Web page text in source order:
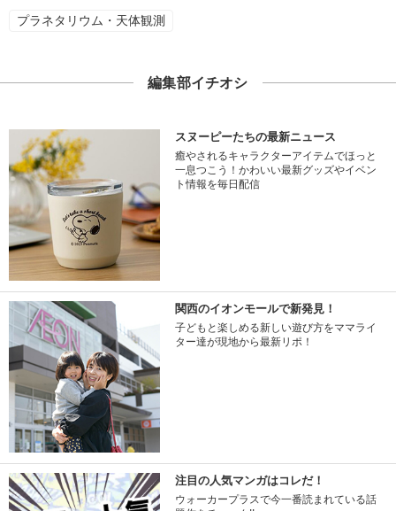
プラネタリウム・天体観測
編集部イチオシ
スヌーピーたちの最新ニュース
癒やされるキャラクターアイテムでほっと
一息つこう！かわいい最新グッズやイベン
ト情報を毎日配信
関西のイオンモールで新発見！
子どもと楽しめる新しい遊び方をママライ
ター達が現地から最新リポ！
注目の人気マンガはコレだ！
ウォーカープラスで今一番読まれている話